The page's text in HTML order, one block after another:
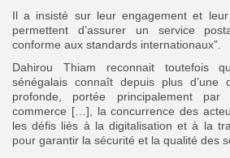
Il a insisté sur leur engagement et leur
permettent d’assurer un service
conforme aux standards internationaux”.
Dahirou Thiam reconnait toutefois
sénégalais connaît depuis plus d’une
profonde, portée principalement
commerce […], la concurrence des
les défis liés à la digitalisation et à la
pour garantir la sécurité et la qualité des